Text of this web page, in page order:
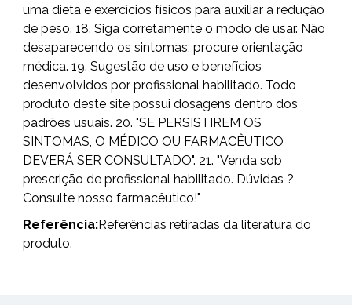
uma dieta e exercícios físicos para auxiliar a redução
de peso. 18. Siga corretamente o modo de usar. Não
desaparecendo os sintomas, procure orientação
médica. 19. Sugestão de uso e benefícios
desenvolvidos por profissional habilitado. Todo
produto deste site possui dosagens dentro dos
padrões usuais. 20. "SE PERSISTIREM OS
SINTOMAS, O MÉDICO OU FARMACÊUTICO
DEVERÁ SER CONSULTADO". 21. "Venda sob
prescrição de profissional habilitado. Dúvidas ?
Consulte nosso farmacêutico!"
Referência:Referências retiradas da literatura do
produto.